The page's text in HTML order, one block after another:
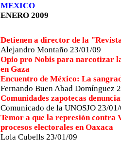
MEXICO
ENERO 2009
Detienen a director de la
Alejandro Montaño 23/01/09
Opio pro Nobis para narcotizar
en Gaza
Encuentro de México: La
Fernando Buen Abad Domínguez
Comunidades zapotecas
Comunicado de la UNOSJO 23/
Temor a que la represión contra
procesos electorales en Oaxaca
Lola Cubells 23/01/09